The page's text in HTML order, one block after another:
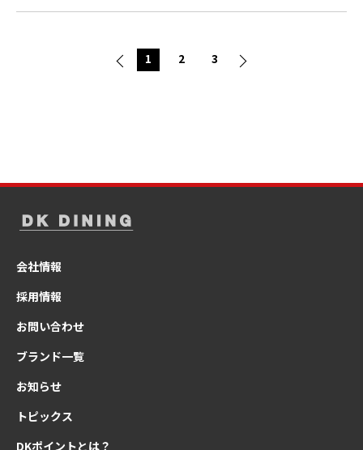
1 2 3
会社情報
採用情報
お問い合わせ
ブランド一覧
お知らせ
トピックス
DKポイントとは？